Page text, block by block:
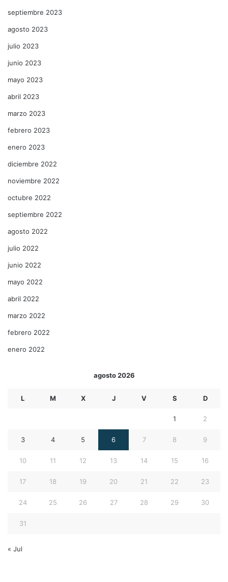
septiembre 2023
agosto 2023
julio 2023
junio 2023
mayo 2023
abril 2023
marzo 2023
febrero 2023
enero 2023
diciembre 2022
noviembre 2022
octubre 2022
septiembre 2022
agosto 2022
julio 2022
junio 2022
mayo 2022
abril 2022
marzo 2022
febrero 2022
enero 2022
agosto 2026
L M X J V S D
1 2
3 4 5 6 7 8 9
10 11 12 13 14 15 16
17 18 19 20 21 22 23
24 25 26 27 28 29 30
31
« Jul